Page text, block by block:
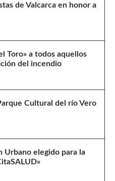
de Valcarca en honor a
Toro» a todos aquellos
del incendio
Cultural del río Vero
Urbano elegido para la